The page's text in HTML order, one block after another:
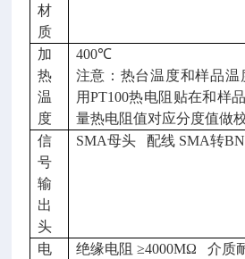
材
质
加
热
温
度
400℃
注意： 热台温度和样品温
用PT100热电阻贴在和样
量热电阻值对应分度值做
信
号
输
出
头
SMA母头 配线 SMA转
电
绝缘电阻 ≥4000MΩ 介质